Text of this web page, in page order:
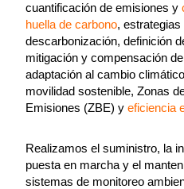
cuantificación de emisiones y
huella de carbono, estrategias
descarbonización, definición
mitigación y compensación
adaptación al cambio
movilidad sostenible, Zonas
Emisiones (ZBE) y eficiencia
Realizamos el suministro, la
puesta en marcha y el
sistemas de monitoreo